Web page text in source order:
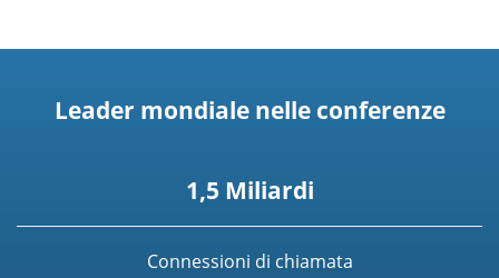
Leader mondiale nelle conferenze
1,5 Miliardi
Connessioni di chiamata